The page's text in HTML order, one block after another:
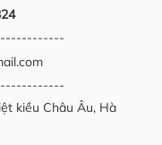
kiều Châu Âu, Hà